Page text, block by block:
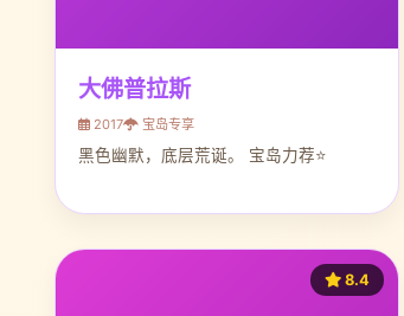
大佛普拉斯
2017 宝岛专享
黑色幽默，底层荒诞。 宝岛力荐⭐
8.4